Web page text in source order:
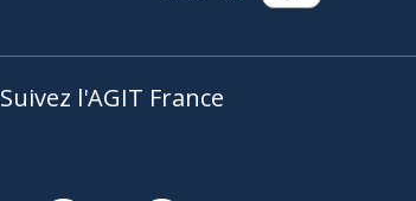
Suivez l'AGIT France